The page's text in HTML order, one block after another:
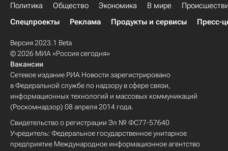
Политика Общество Экономика В мире
Спецпроекты
Реклама Продукты и сервисы Пресс-
Версия 2023.1 Beta
© 2026 МИА «Россия сегодня»
Вакансии
Сетевое издание РИА Новости зарегистрировано
в Федеральной службе по надзору в сфере связи,
информационных технологий и массовых коммуникаций
(Роскомнадзор) 08 апреля 2014 года.
Свидетельство о регистрации Эл № ФС77-57640
Учредитель: Федеральное государственное унитарное
предприятие Международное информационное агентство